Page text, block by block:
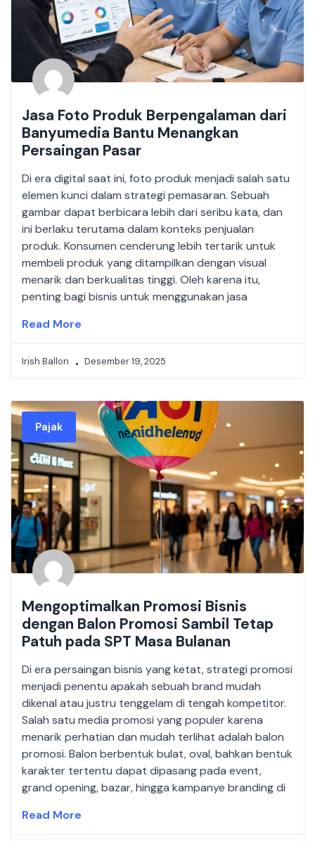
Jasa Foto Produk Berpengalaman dari
Banyumedia Bantu Menangkan
Persaingan Pasar
Di era digital saat ini, foto produk menjadi salah satu
elemen kunci dalam strategi pemasaran. Sebuah
gambar dapat berbicara lebih dari seribu kata, dan
ini berlaku terutama dalam konteks penjualan
produk. Konsumen cenderung lebih tertarik untuk
membeli produk yang ditampilkan dengan visual
menarik dan berkualitas tinggi. Oleh karena itu,
penting bagi bisnis untuk menggunakan jasa
Read More
Irish Ballon Desember 19, 2025
Pajak
Mengoptimalkan Promosi Bisnis
dengan Balon Promosi Sambil Tetap
Patuh pada SPT Masa Bulanan
Di era persaingan bisnis yang ketat, strategi promosi
menjadi penentu apakah sebuah brand mudah
dikenal atau justru tenggelam di tengah kompetitor.
Salah satu media promosi yang populer karena
menarik perhatian dan mudah terlihat adalah balon
promosi. Balon berbentuk bulat, oval, bahkan bentuk
karakter tertentu dapat dipasang pada event,
grand opening, bazar, hingga kampanye branding di
Read More